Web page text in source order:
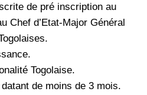
de pré inscription au
Chef d’Etat-Major Général
Togolaise.
de moins de 3 mois.